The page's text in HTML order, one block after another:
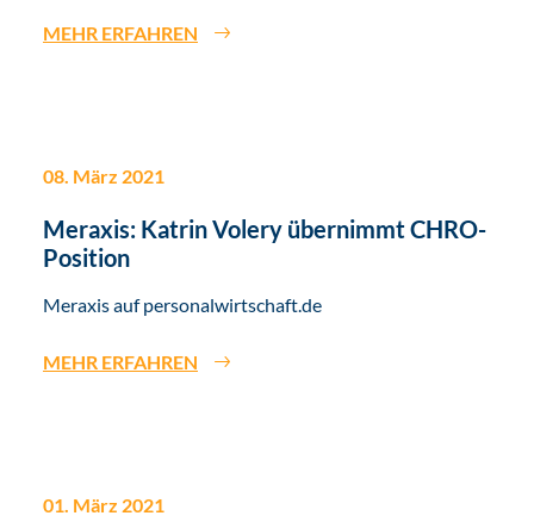
MEHR ERFAHREN
08. März 2021
Meraxis: Katrin Volery übernimmt CHRO-
Position
Meraxis auf personalwirtschaft.de
MEHR ERFAHREN
01. März 2021